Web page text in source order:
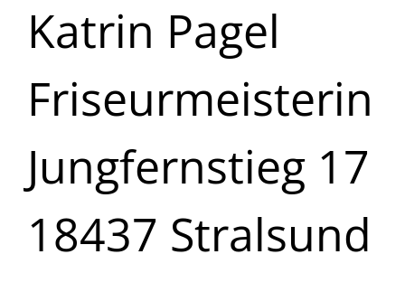
Katrin Pagel
Friseurmeisterin
Jungfernstieg 17
18437 Stralsund